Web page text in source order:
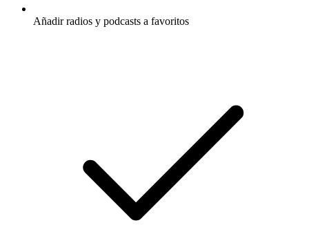
Añadir radios y podcasts a favoritos